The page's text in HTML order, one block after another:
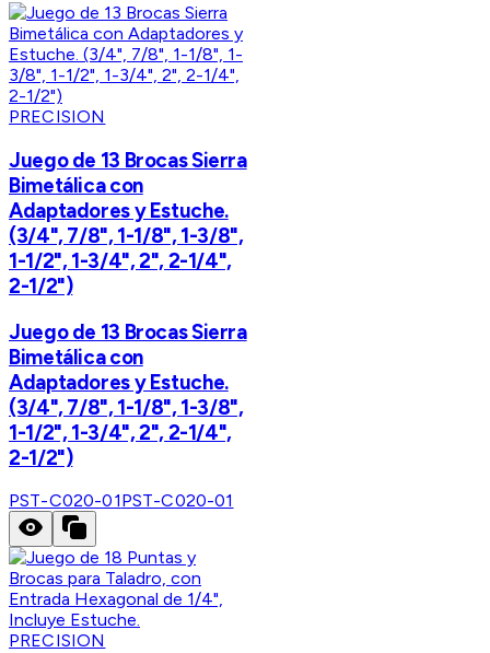
PRECISION
Juego de 13 Brocas Sierra
Bimetálica con
Adaptadores y Estuche.
(3/4", 7/8", 1-1/8", 1-3/8",
1-1/2", 1-3/4", 2", 2-1/4",
2-1/2")
Juego de 13 Brocas Sierra
Bimetálica con
Adaptadores y Estuche.
(3/4", 7/8", 1-1/8", 1-3/8",
1-1/2", 1-3/4", 2", 2-1/4",
2-1/2")
PST-C020-01PST-C020-01
PRECISION